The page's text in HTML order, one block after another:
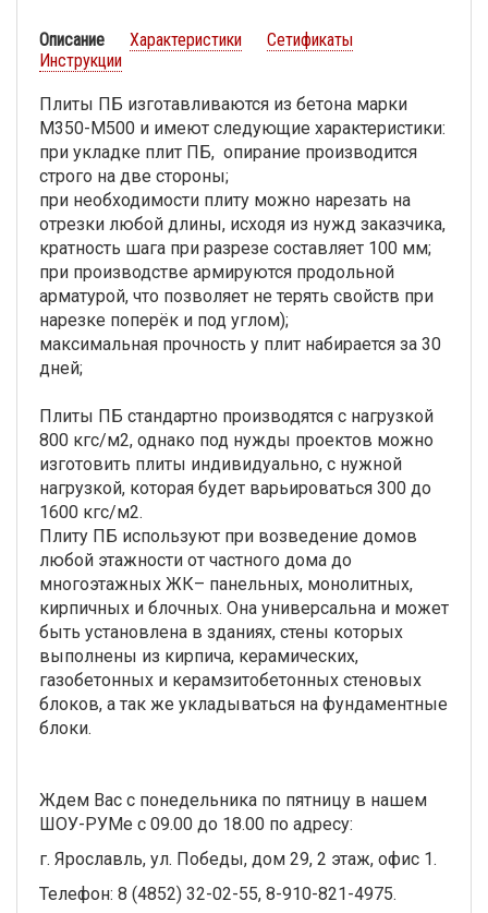
Описание Характеристики
Сетификаты
Инструкции
Плиты ПБ изготавливаются из бетона марки
М350-М500 и имеют следующие характеристики:
при укладке плит ПБ, опирание производится
строго на две стороны;
при необходимости плиту можно нарезать на
отрезки любой длины, исходя из нужд заказчика,
кратность шага при разрезе составляет 100 мм;
при производстве армируются продольной
арматурой, что позволяет не терять свойств при
нарезке поперёк и под углом);
максимальная прочность у плит набирается за 30
дней;
Плиты ПБ стандартно производятся с нагрузкой
800 кгс/м2, однако под нужды проектов можно
изготовить плиты индивидуально, с нужной
нагрузкой, которая будет варьироваться 300 до
1600 кгс/м2.
Плиту ПБ используют при возведение домов
любой этажности от частного дома до
многоэтажных ЖК– панельных, монолитных,
кирпичных и блочных. Она универсальна и может
быть установлена в зданиях, стены которых
выполнены из кирпича, керамических,
газобетонных и керамзитобетонных стеновых
блоков, а так же укладываться на фундаментные
блоки.
Ждем Вас с понедельника по пятницу в нашем
ШОУ-РУМе с 09.00 до 18.00 по адресу:
г. Ярославль, ул. Победы, дом 29, 2 этаж, офис 1.
Телефон: 8 (4852) 32-02-55, 8-910-821-4975.